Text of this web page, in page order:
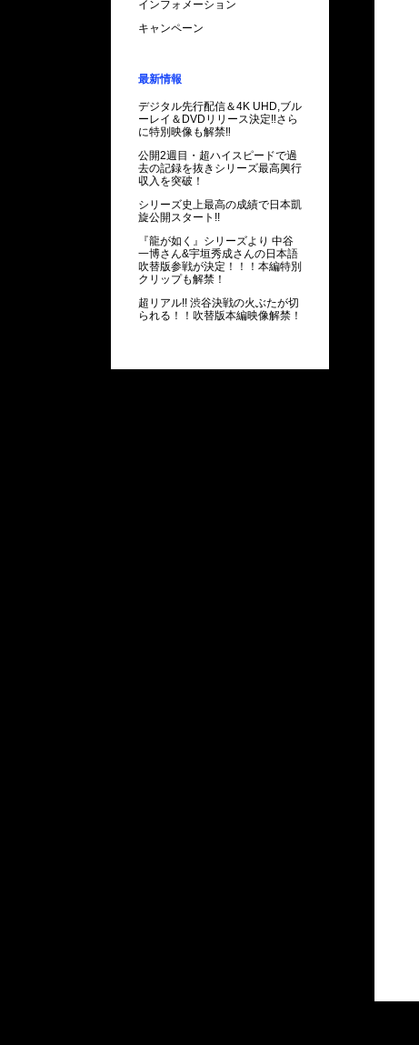
インフォメーション
キャンペーン
最新情報
デジタル先行配信＆4K UHD,ブル
ーレイ＆DVDリリース決定‼さら
に特別映像も解禁‼
公開2週目・超ハイスピードで過
去の記録を抜きシリーズ最高興行
収入を突破！
シリーズ史上最高の成績で日本凱
旋公開スタート!!
『龍が如く』シリーズより 中谷
一博さん&宇垣秀成さんの日本語
吹替版参戦が決定！！！本編特別
クリップも解禁！
超リアル!! 渋谷決戦の火ぶたが切
られる！！ 吹替版本編映像解禁！